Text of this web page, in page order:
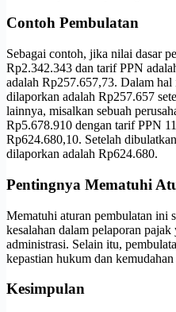
Contoh Pembulatan
Sebagai contoh, jika nilai dasar
Rp2.342.343 dan tarif PPN
adalah Rp257.657,73. Dalam
dilaporkan adalah Rp257.657
lainnya, misalkan sebuah
Rp5.678.910 dengan tarif PPN
Rp624.680,10. Setelah
dilaporkan adalah Rp624.680.
Pentingnya Mematuhi
Mematuhi aturan pembulatan ini
kesalahan dalam pelaporan
administrasi. Selain itu,
kepastian hukum dan
Kesimpulan